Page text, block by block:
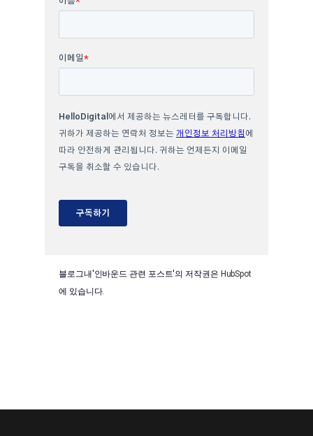
블로그내'인바운드 관련 포스트'의 저작권은 HubSpot
에 있습니다.